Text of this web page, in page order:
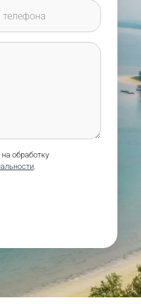
обработку
.